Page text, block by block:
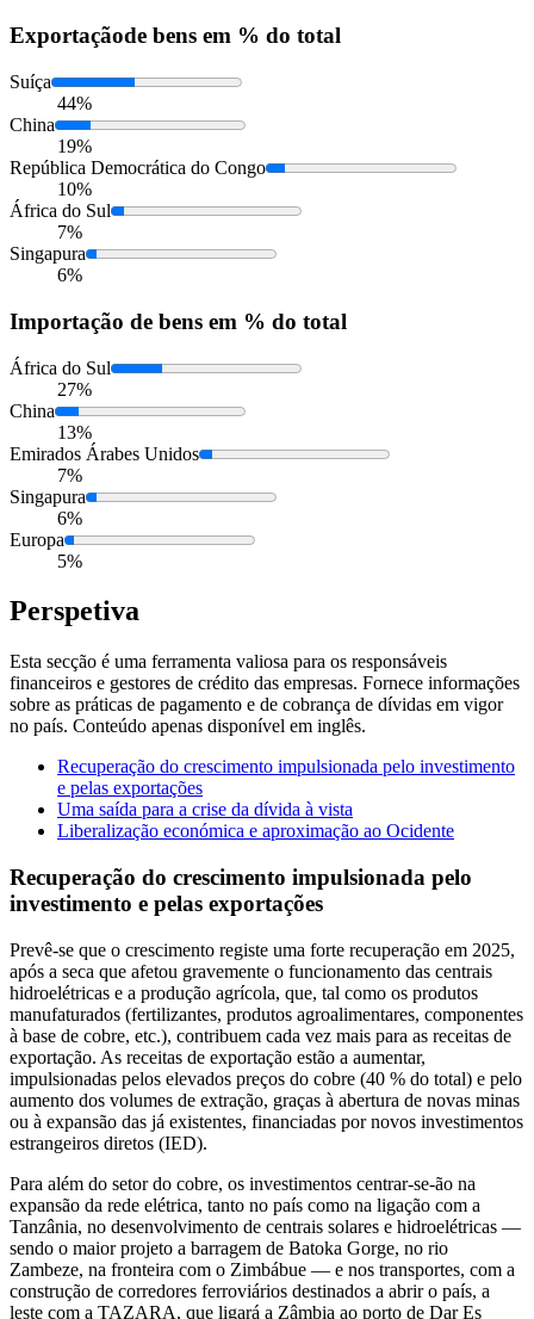
Exportaçãode bens em % do total
Suíça
44%
China
19%
República Democrática do Congo
10%
África do Sul
7%
Singapura
6%
Importação de bens em % do total
África do Sul
27%
China
13%
Emirados Árabes Unidos
7%
Singapura
6%
Europa
5%
Perspetiva
Esta secção é uma ferramenta valiosa para os responsáveis
financeiros e gestores de crédito das empresas. Fornece informações
sobre as práticas de pagamento e de cobrança de dívidas em vigor
no país. Conteúdo apenas disponível em inglês.
Recuperação do crescimento impulsionada pelo investimento
e pelas exportações
Uma saída para a crise da dívida à vista
Liberalização económica e aproximação ao Ocidente
Recuperação do crescimento impulsionada pelo
investimento e pelas exportações
Prevê-se que o crescimento registe uma forte recuperação em 2025,
após a seca que afetou gravemente o funcionamento das centrais
hidroelétricas e a produção agrícola, que, tal como os produtos
manufaturados (fertilizantes, produtos agroalimentares, componentes
à base de cobre, etc.), contribuem cada vez mais para as receitas de
exportação. As receitas de exportação estão a aumentar,
impulsionadas pelos elevados preços do cobre (40 % do total) e pelo
aumento dos volumes de extração, graças à abertura de novas minas
ou à expansão das já existentes, financiadas por novos investimentos
estrangeiros diretos (IED).
Para além do setor do cobre, os investimentos centrar-se-ão na
expansão da rede elétrica, tanto no país como na ligação com a
Tanzânia, no desenvolvimento de centrais solares e hidroelétricas —
sendo o maior projeto a barragem de Batoka Gorge, no rio
Zambeze, na fronteira com o Zimbábue — e nos transportes, com a
construção de corredores ferroviários destinados a abrir o país, a
leste com a TAZARA, que ligará a Zâmbia ao porto de Dar Es